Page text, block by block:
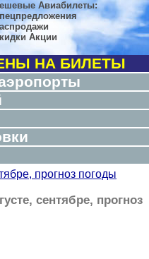
Авиабилеты:
Акции
НА БИЛЕТЫ
прогноз погоды
сентябре, прогноз